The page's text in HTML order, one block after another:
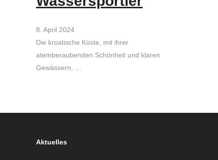
8. April 2024
Die kroatische Küste, mit ihrer
atemberaubenden Schönheit und klaren
Gewässern, …
Aktuelles